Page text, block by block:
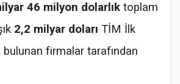
46 milyon dolarlık toplam
2,2 milyar doları TİM İlk
firmalar tarafından